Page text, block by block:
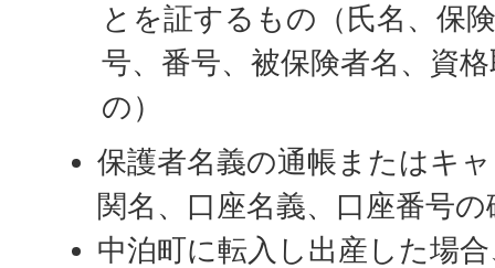
とを証するもの（氏名、保
号、番号、被保険者名、資
の）
保護者名義の通帳またはキ
関名、口座名義、口座番号
中泊町に転入し出産した場